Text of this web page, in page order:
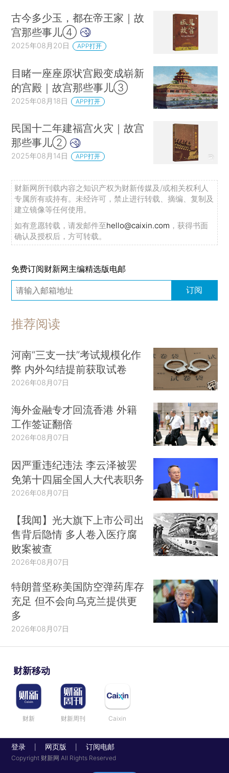
古今多少玉，都在帝王家｜故
宫那些事儿④
2025年08月20日 APP打开
目睹一座座原状宫殿变成崭新
的宫殿｜故宫那些事儿③
2025年08月18日 APP打开
民国十二年建福宫火灾｜故宫
那些事儿②
2025年08月14日 APP打开
财新网所刊载内容之知识产权为财新传媒及/或相关权利人
专属所有或持有。未经许可，禁止进行转载、摘编、复制及
建立镜像等任何使用。
如有意愿转载，请发邮件至hello@caixin.com ，获得书面
确认及授权后，方可转载。
免费订阅财新网主编精选版电邮
订阅
推荐阅读
河南“三支一扶”考试规模化作
弊 内外勾结提前获取试卷
2026年08月07日
海外金融专才回流香港 外籍
工作签证翻倍
2026年08月07日
因严重违纪违法 李云泽被罢
免第十四届全国人大代表职务
2026年08月07日
【我闻】光大旗下上市公司出
售背后隐情 多人卷入医疗腐
败案被查
2026年08月07日
特朗普坚称美国防空弹药库存
充足 但不会向乌克兰提供更
多
2026年08月07日
财新移动
财新 财新周刊 Caixin
登录 网页版 订阅电邮
Copyright 财新网 All Rights Reserved